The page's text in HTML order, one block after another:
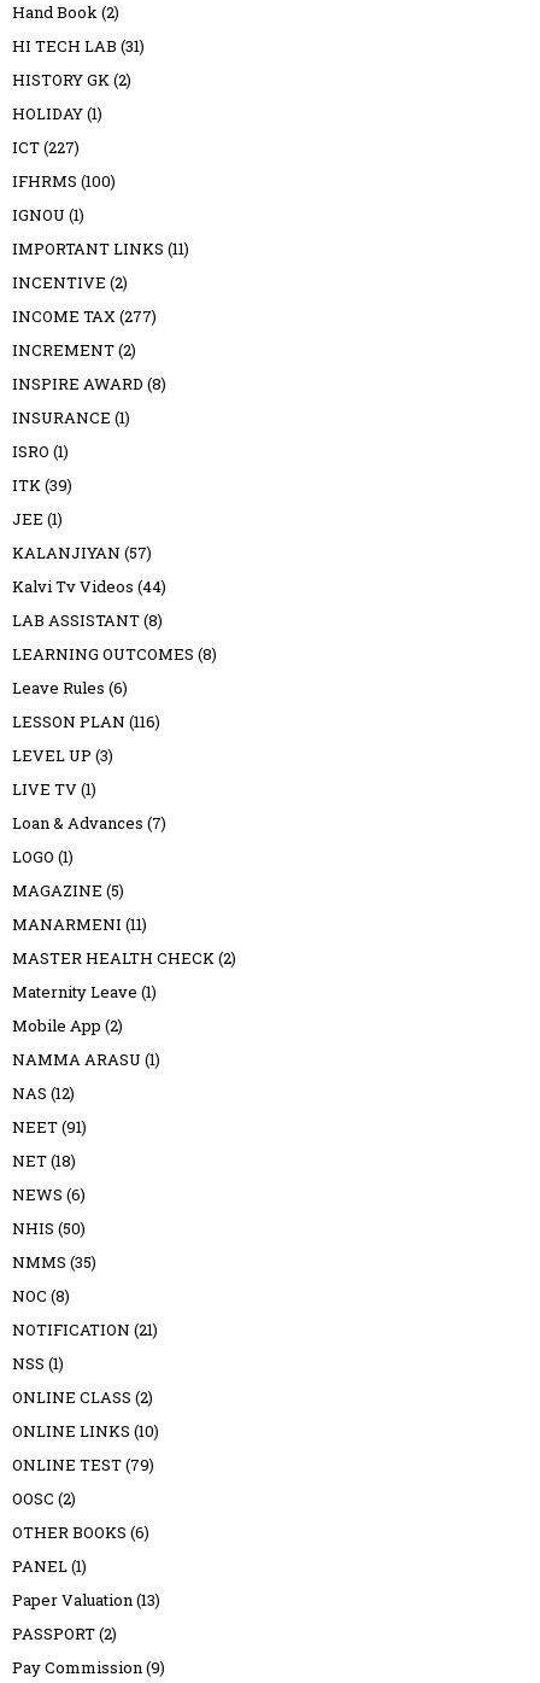
Hand Book(2)
HI TECH LAB (31)
HISTORY GK(2)
HOLIDAY(1)
ICT(227)
IFHRMS (100)
IGNOU (1)
IMPORTANT LINKS (11)
INCENTIVE (2)
INCOME TAX(277)
INCREMENT(2)
INSPIRE AWARD (8)
INSURANCE (1)
ISRO (1)
ITK(39)
JEE (1)
KALANJIYAN (57)
Kalvi Tv Videos (44)
LAB ASSISTANT(8)
LEARNING OUTCOMES (8)
Leave Rules (6)
LESSON PLAN (116)
LEVEL UP (3)
LIVE TV(1)
Loan & Advances (7)
LOGO (1)
MAGAZINE (5)
MANARMENI (11)
MASTER HEALTH CHECK(2)
Maternity Leave (1)
Mobile App (2)
NAMMA ARASU (1)
NAS (12)
NEET(91)
NET(18)
NEWS (6)
NHIS (50)
NMMS (35)
NOC (8)
NOTIFICATION (21)
NSS (1)
ONLINE CLASS (2)
ONLINE LINKS (10)
ONLINE TEST(79)
OOSC (2)
OTHER BOOKS (6)
PANEL(1)
Paper Valuation(13)
PASSPORT(2)
Pay Commission(9)